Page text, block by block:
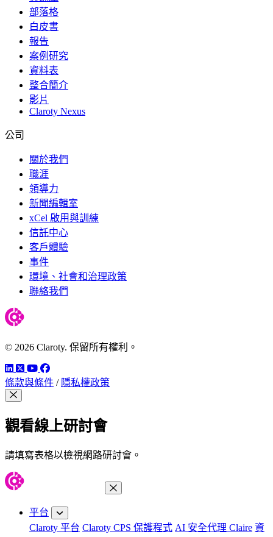
部落格
白皮書
報告
案例研究
資料表
整合簡介
影片
Claroty Nexus
公司
關於我們
職涯
領導力
新聞編輯室
xCel 啟用與訓練
信託中心
客戶體驗
事件
環境、社會和治理政策
聯絡我們
© 2026 Claroty. 保留所有權利。
LinkedIn
TwitterYouTube
Facebook
條款與條件 / 隱私權政策
觀看線上研討會
請填寫表格以檢視網路研討會。
平台
Claroty 平台 Claroty CPS 保護程式 AI 安全代理 Claire 資